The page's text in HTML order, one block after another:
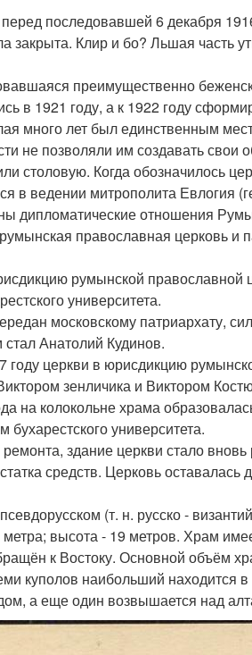
последовавшей 6 декабря
закрыта. Клир и бо? Льшая часть
преимущественно
в 1921 году, а к 1922 году
много лет был единственным
не позволяли им создавать
столовую. Когда обозначилось
в ведении митрополита Евлогия
дипломатические отношения
православная церковь и
румынской православной
университета.
московскому патриархату,
Анатолий Кудинов.
году церкви в юрисдикцию
зенличика и Виктором
на колокольне храма
университета.
здание церкви стало
средств. Церковь
(т. н. русско -
высота - 19 метров. Храм
к Востоку. Основной объём
куполов наибольший находится
а еще один возвышается над